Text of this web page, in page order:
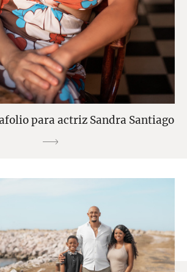
para actriz Sandra Santiago